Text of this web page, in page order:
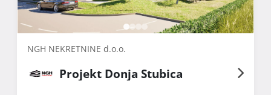
NGH NEKRETNINE d.o.o.
Projekt Donja Stubica